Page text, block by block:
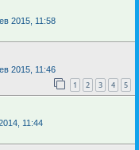
2015, 11:58
2015, 11:46
1 2 3 4 5
11:44